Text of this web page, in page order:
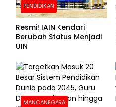
PENDIDIKAN
Resmi! IAIN Kendari
Berubah Status Menjadi
UIN
MANCANEGARA